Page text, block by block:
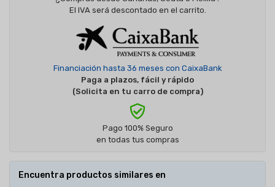
El IVA será descontado en el carrito.
Financiación hasta 36 meses con CaixaBank
Paga a plazos, fácil y rápido
(Solicita en tu carro de compra)
Pago 100% Seguro
en todas tus compras
Encuentra productos similares en